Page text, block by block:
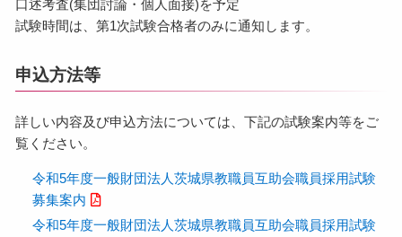
口述考査(集団討論・個人面接)を予定
試験時間は、第1次試験合格者のみに通知します。
申込方法等
詳しい内容及び申込方法については、下記の試験案内等をご
覧ください。
令和5年度一般財団法人茨城県教職員互助会職員採用試験
募集案内
令和5年度一般財団法人茨城県教職員互助会職員採用試験